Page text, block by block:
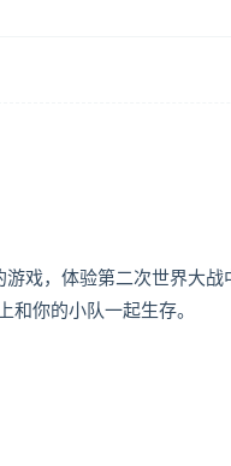
戏，体验第二次世界大
和你的小队一起生存。